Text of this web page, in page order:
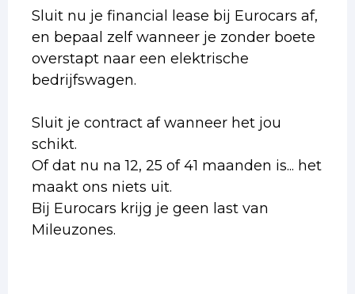
Sluit nu je financial lease bij Eurocars af,
en bepaal zelf wanneer je zonder boete
overstapt naar een elektrische
bedrijfswagen.
Sluit je contract af wanneer het jou
schikt.
Of dat nu na 12, 25 of 41 maanden is... het
maakt ons niets uit.
Bij Eurocars krijg je geen last van
Mileuzones.